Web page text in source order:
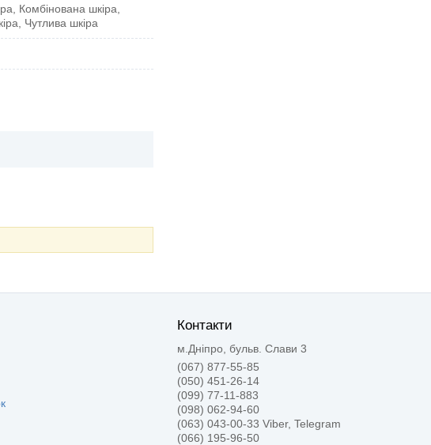
Комбінована шкіра,
Чутлива шкіра
Контакти
м.Дніпро, бульв. Слави 3
(067) 877-55-85
(050) 451-26-14
(099) 77-11-883
(098) 062-94-60
(063) 043-00-33 Viber, Telegram
(066) 195-96-50